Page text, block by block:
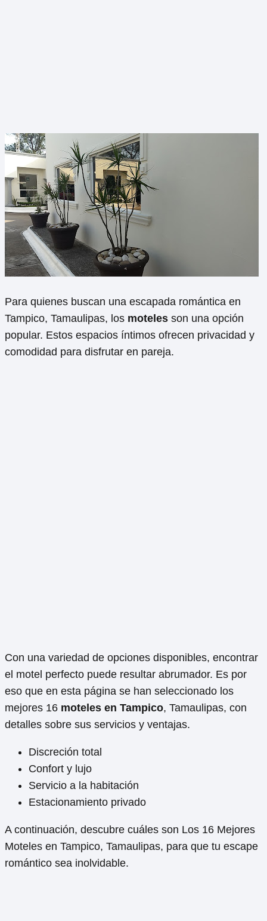
Para quienes buscan una escapada romántica en
Tampico, Tamaulipas, los moteles son una opción
popular. Estos espacios íntimos ofrecen privacidad y
comodidad para disfrutar en pareja.
Con una variedad de opciones disponibles, encontrar
el motel perfecto puede resultar abrumador. Es por
eso que en esta página se han seleccionado los
mejores 16 moteles en Tampico, Tamaulipas, con
detalles sobre sus servicios y ventajas.
Discreción total
Confort y lujo
Servicio a la habitación
Estacionamiento privado
A continuación, descubre cuáles son Los 16 Mejores
Moteles en Tampico, Tamaulipas, para que tu escape
romántico sea inolvidable.